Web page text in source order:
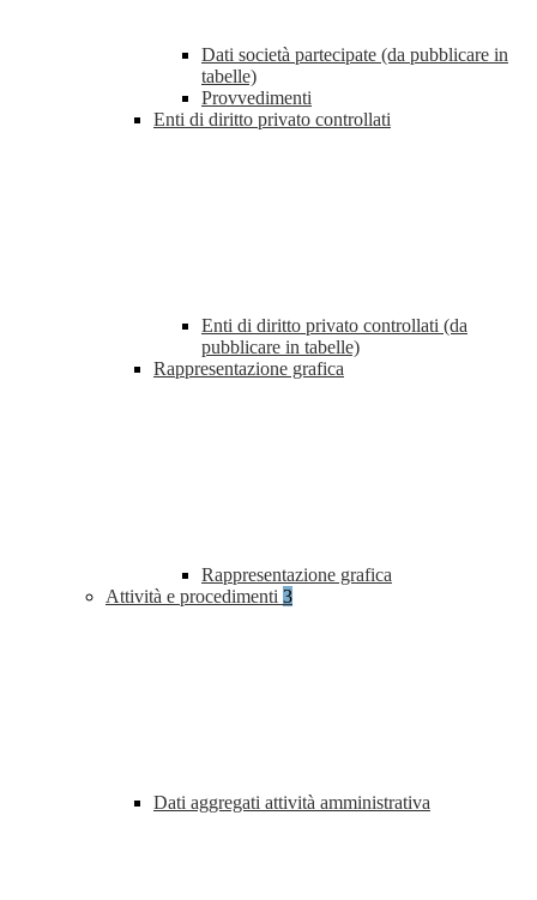
Dati società partecipate (da pubblicare in
tabelle)
Provvedimenti
Enti di diritto privato controllati
Enti di diritto privato controllati (da
pubblicare in tabelle)
Rappresentazione grafica
Rappresentazione grafica
Attività e procedimenti 3
Dati aggregati attività amministrativa